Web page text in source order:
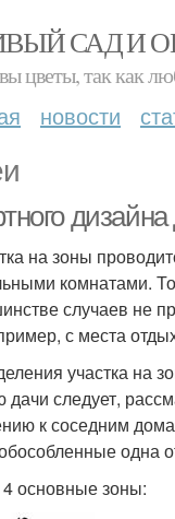
САД И
цветы, так как
новости
дизайна
на зоны
комнатами.
случаев не
с места
участка на
следует,
к соседним
одна
основные зоны: